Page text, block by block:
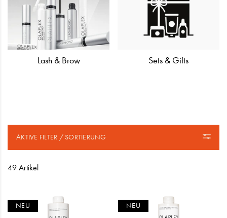
Lash & Brow Sets & Gifts
AKTIVE FILTER / SORTIERUNG
49 Artikel
NEU NEU